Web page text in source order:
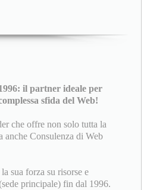
il partner ideale per
sfida del Web!
che offre non solo tutta la
anche Consulenza di Web
sua forza su risorse e
principale) fin dal 1996.